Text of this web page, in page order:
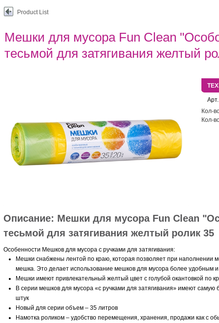
Product List
Мешки для мусора Fun Clean
тесьмой для затягивания желтый
Арт.
Кол-
Кол-
Описание: Мешки для мусора Fun Clean
тесьмой для затягивания желтый ролик 35
Особенности Мешков для мусора с ручками для затягивания:
Мешки снабжены лентой по краю, которая позволяет при наполнении
мешка. Это делает использование мешков для мусора более удобным и
Мешки имеют привлекательный желтый цвет с голубой окантовкой по
В серии мешков для мусора «с ручками для затягивания» имеют самую
штук
Новый для серии объем – 35 литров
Намотка роликом – удобство перемещения, хранения, продажи как с